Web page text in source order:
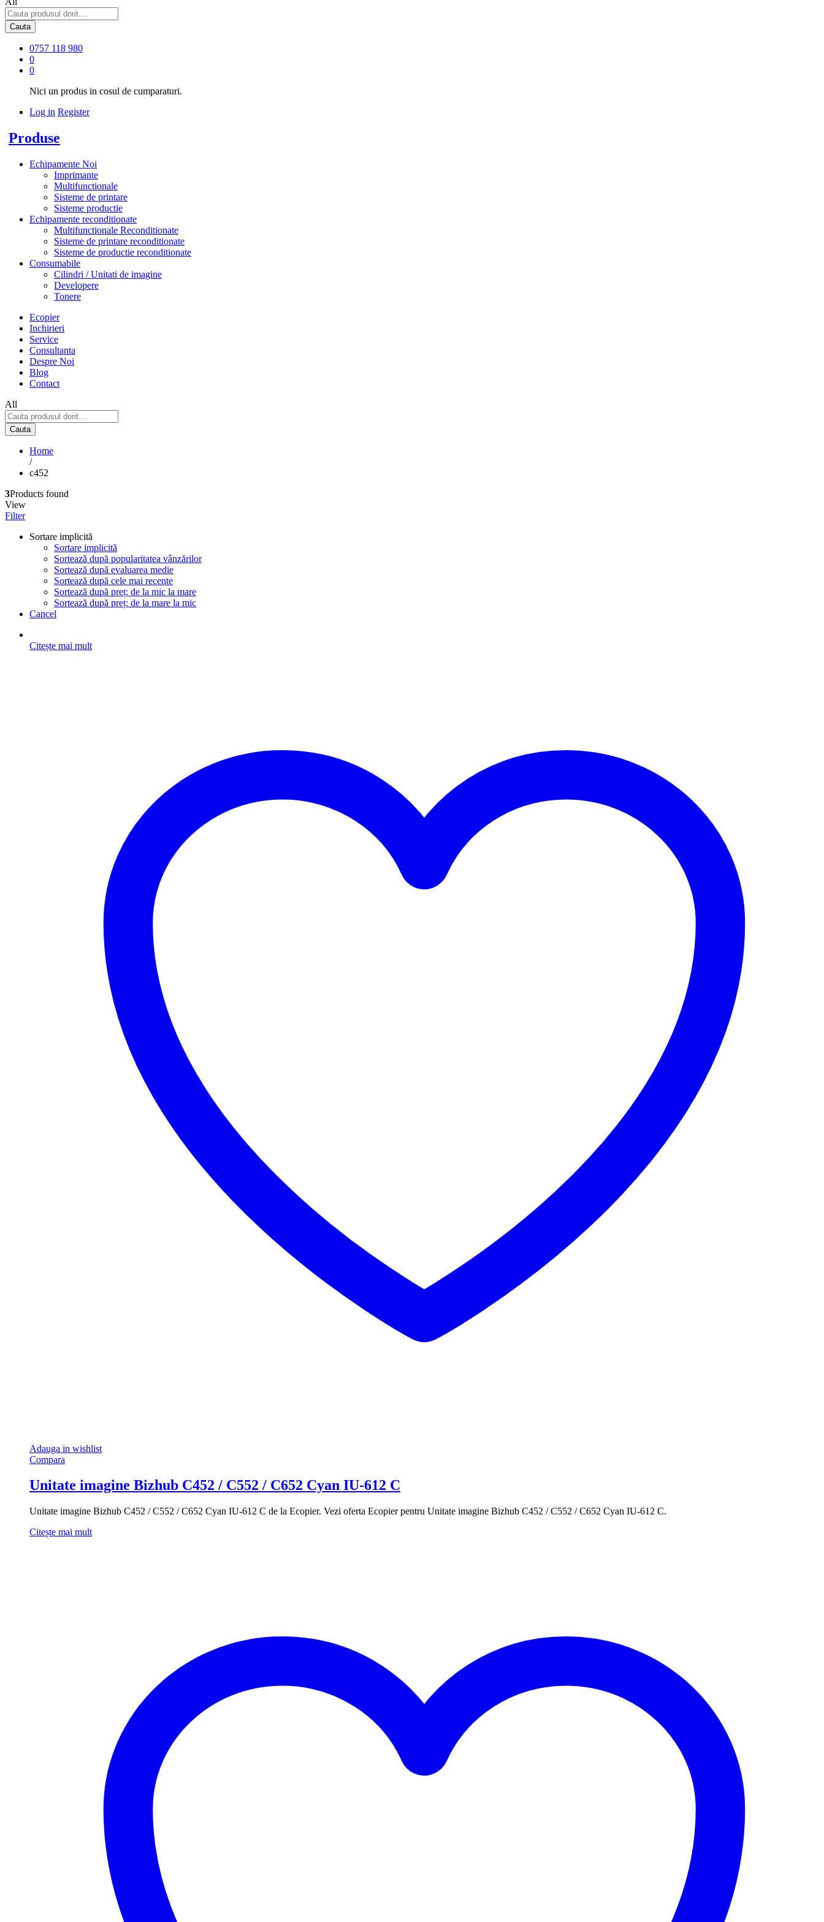
Cauta
0757 118 980
0
0
Nici un produs in cosul de cumparaturi.
Log in Register
Produse
Echipamente Noi
Imprimante
Multifunctionale
Sisteme de printare
Sisteme productie
Echipamente reconditionate
Multifunctionale Reconditionate
Sisteme de printare reconditionate
Sisteme de productie reconditionate
Consumabile
Cilindri / Unitati de imagine
Developere
Tonere
Ecopier
Inchirieri
Service
Consultanta
Despre Noi
Blog
Contact
All
Cauta
Home
/
c452
3Products found
View
Filter
Sortare implicită
Sortare implicită
Sortează după popularitatea vânzărilor
Sortează după evaluarea medie
Sortează după cele mai recente
Sortează după preț: de la mic la mare
Sortează după preț: de la mare la mic
Cancel
Citește mai mult
Adauga in wishlist
Compara
Unitate imagine Bizhub C452 / C552 / C652 Cyan IU-612 C
Unitate imagine Bizhub C452 / C552 / C652 Cyan IU-612 C de la Ecopier. Vezi oferta Ecopier pentru Unitate imagine Bizhub C452 / C552 / C652 Cyan IU-612 C.
Citește mai mult